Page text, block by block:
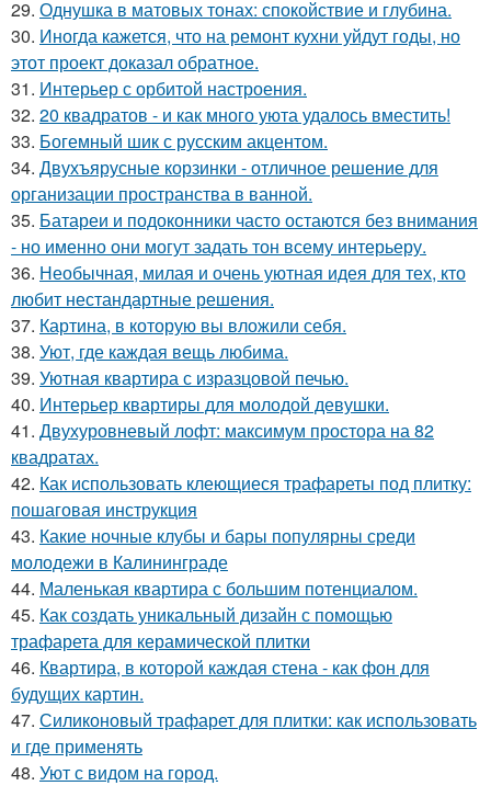
29. Однушка в матовых тонах: спокойствие и глубина.
30. Иногда кажется, что на ремонт кухни уйдут годы, но
этот проект доказал обратное.
31. Интерьер с орбитой настроения.
32. 20 квадратов - и как много уюта удалось вместить!
33. Богемный шик с русским акцентом.
34. Двухъярусные корзинки - отличное решение для
организации пространства в ванной.
35. Батареи и подоконники часто остаются без внимания
- но именно они могут задать тон всему интерьеру.
36. Необычная, милая и очень уютная идея для тех, кто
любит нестандартные решения.
37. Картина, в которую вы вложили себя.
38. Уют, где каждая вещь любима.
39. Уютная квартира с изразцовой печью.
40. Интерьер квартиры для молодой девушки.
41. Двухуровневый лофт: максимум простора на 82
квадратах.
42. Как использовать клеющиеся трафареты под плитку:
пошаговая инструкция
43. Какие ночные клубы и бары популярны среди
молодежи в Калининграде
44. Маленькая квартира с большим потенциалом.
45. Как создать уникальный дизайн с помощью
трафарета для керамической плитки
46. Квартира, в которой каждая стена - как фон для
будущих картин.
47. Силиконовый трафарет для плитки: как использовать
и где применять
48. Уют с видом на город.